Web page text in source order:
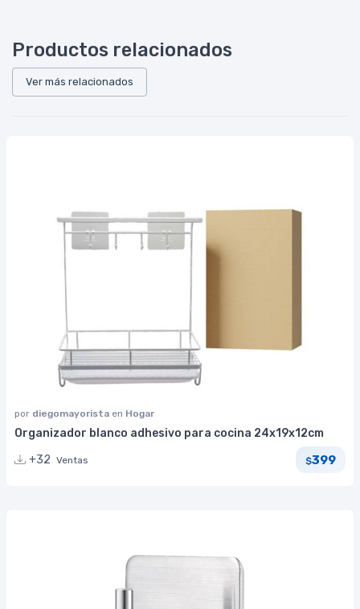
Productos relacionados
Ver más relacionados
por diegomayorista en Hogar
Organizador blanco adhesivo para cocina 24x19x12cm
+32 Ventas $399